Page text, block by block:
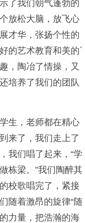
了我们朝气蓬勃的
放松大脑，放飞心
才华，张扬个性的
的艺术教育和美的`
，陶冶了情操，又
培养了我们的团队
生，老师都在精心
来了，我们走上了
我们唱了起来，“学
栋梁。”我们陶醉其
校歌唱完了，紧接
随着激昂的旋律“随
力量，把浩瀚的海